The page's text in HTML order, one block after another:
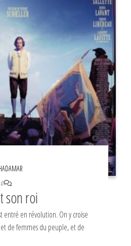
0
son roi
entré en révolution. On y croise
et de femmes du peuple, et de